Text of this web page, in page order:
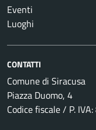
Eventi
Luoghi
CONTATTI
Comune di Siracusa
Piazza Duomo, 4
Codice fiscale / P.